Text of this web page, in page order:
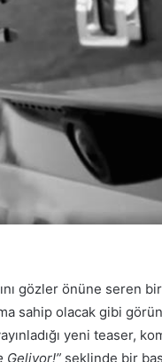
gözler önüne seren bir
sahip olacak gibi
yeni teaser,
Geliyor!” şeklinde bir